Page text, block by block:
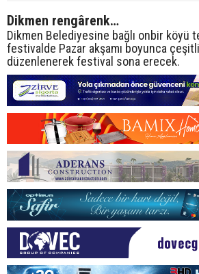
Dikmen rengârenk…
Dikmen Belediyesine bağlı onbir köyü
festivalde Pazar akşamı boyunca
düzenlenerek festival sona erecek.